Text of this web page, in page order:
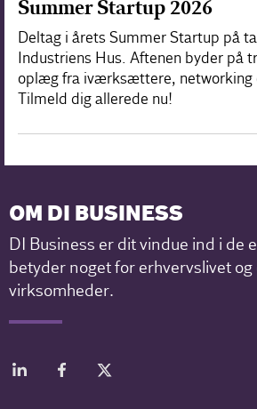
Summer Startup 2026
Deltag i årets Summer Startup på
Industriens Hus. Aftenen byder på
oplæg fra iværksættere, networking
Tilmeld dig allerede nu!
OM DI BUSINESS
DI Business er dit vindue ind i de
betyder noget for erhvervslivet og
virksomheder.